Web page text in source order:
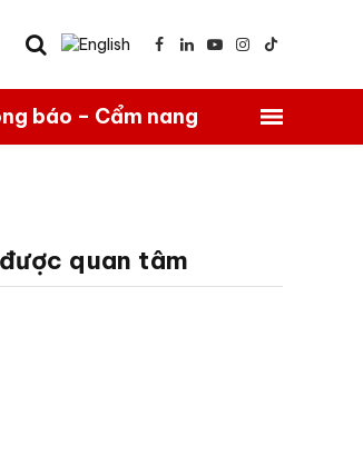
Facebook
LinkedInYouTube
Instagram
TikTok
báo – Cẩm nang
quan tâm